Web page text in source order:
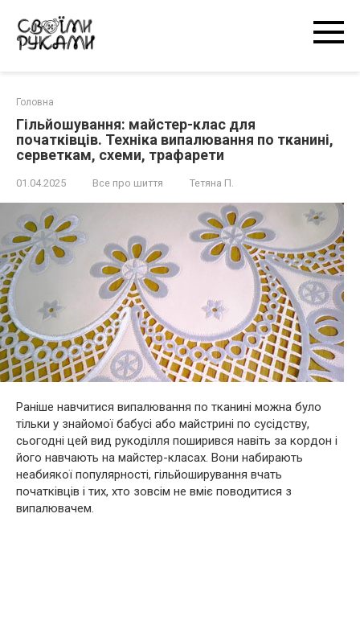
контенту
Головна
Гільйошування: майстер-клас для
початківців. Техніка випалювання по тканині,
серветкам, схеми, трафарети
01.04.2025 Все про шиття Тетяна П.
Раніше навчитися випалювання по тканині можна було
тільки у знайомої бабусі або майстрині по сусідству,
сьогодні цей вид рукоділля поширився навіть за кордон і
його навчають на майстер-класах. Вони набирають
неабиякої популярності, гільйоширування вчать
початківців і тих, хто зовсім не вміє поводитися з
випалювачем.